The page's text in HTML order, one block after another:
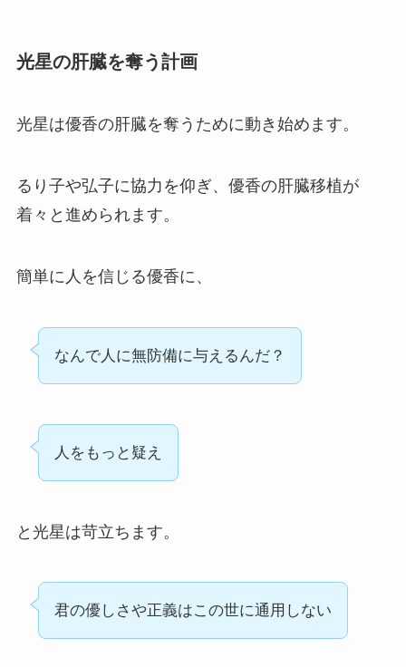
光星の肝臓を奪う計画
光星は優香の肝臓を奪うために動き始めます。
るり子や弘子に協力を仰ぎ、優香の肝臓移植が
着々と進められます。
簡単に人を信じる優香に、
なんで人に無防備に与えるんだ？
人をもっと疑え
と光星は苛立ちます。
君の優しさや正義はこの世に通用しない